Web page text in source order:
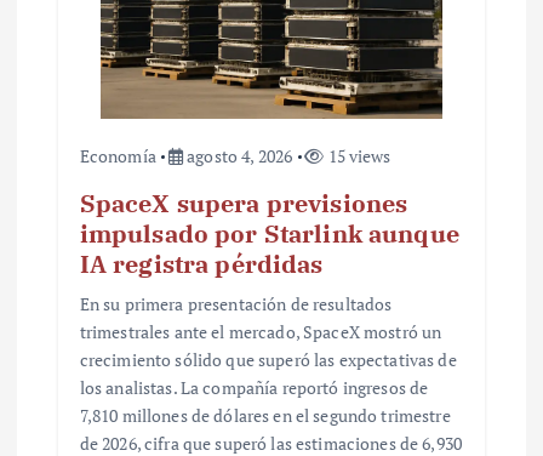
Economía agosto 4, 2026 15 views
SpaceX supera previsiones
impulsado por Starlink aunque
IA registra pérdidas
En su primera presentación de resultados
trimestrales ante el mercado, SpaceX mostró un
crecimiento sólido que superó las expectativas de
los analistas. La compañía reportó ingresos de
7,810 millones de dólares en el segundo trimestre
de 2026, cifra que superó las estimaciones de 6,930